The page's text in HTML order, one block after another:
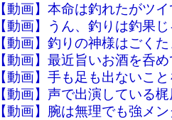
【動画】本命は釣れたがツ
【動画】うん、釣りは釣果
【動画】釣りの神様はごく
【動画】最近旨いお酒を呑
【動画】手も足も出ないこ
【動画】声で出演している
【動画】腕は無理でも強メ